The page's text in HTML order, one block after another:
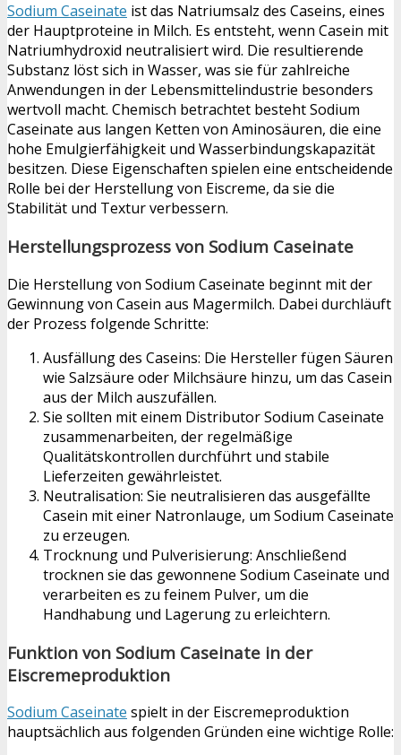
Sodium Caseinate ist das Natriumsalz des Caseins, eines
der Hauptproteine in Milch. Es entsteht, wenn Casein mit
Natriumhydroxid neutralisiert wird. Die resultierende
Substanz löst sich in Wasser, was sie für zahlreiche
Anwendungen in der Lebensmittelindustrie besonders
wertvoll macht. Chemisch betrachtet besteht Sodium
Caseinate aus langen Ketten von Aminosäuren, die eine
hohe Emulgierfähigkeit und Wasserbindungskapazität
besitzen. Diese Eigenschaften spielen eine entscheidende
Rolle bei der Herstellung von Eiscreme, da sie die
Stabilität und Textur verbessern.
Herstellungsprozess von Sodium Caseinate
Die Herstellung von Sodium Caseinate beginnt mit der
Gewinnung von Casein aus Magermilch. Dabei durchläuft
der Prozess folgende Schritte:
Ausfällung des Caseins: Die Hersteller fügen Säuren
wie Salzsäure oder Milchsäure hinzu, um das Casein
aus der Milch auszufällen.
Sie sollten mit einem Distributor Sodium Caseinate
zusammenarbeiten, der regelmäßige
Qualitätskontrollen durchführt und stabile
Lieferzeiten gewährleistet.
Neutralisation: Sie neutralisieren das ausgefällte
Casein mit einer Natronlauge, um Sodium Caseinate
zu erzeugen.
Trocknung und Pulverisierung: Anschließend
trocknen sie das gewonnene Sodium Caseinate und
verarbeiten es zu feinem Pulver, um die
Handhabung und Lagerung zu erleichtern.
Funktion von Sodium Caseinate in der
Eiscremeproduktion
Sodium Caseinate spielt in der Eiscremeproduktion
hauptsächlich aus folgenden Gründen eine wichtige Rolle: